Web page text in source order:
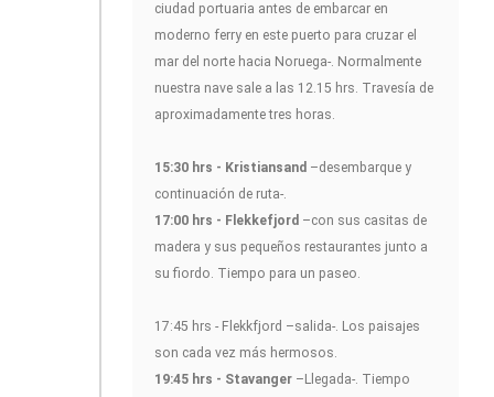
ciudad portuaria antes de embarcar en
moderno ferry en este puerto para cruzar el
mar del norte hacia Noruega-. Normalmente
nuestra nave sale a las 12.15 hrs. Travesía de
aproximadamente tres horas.
15:30 hrs - Kristiansand –desembarque y
continuación de ruta-.
17:00 hrs - Flekkefjord –con sus casitas de
madera y sus pequeños restaurantes junto a
su fiordo. Tiempo para un paseo.
17:45 hrs - Flekkfjord –salida-. Los paisajes
son cada vez más hermosos.
19:45 hrs - Stavanger –Llegada-. Tiempo